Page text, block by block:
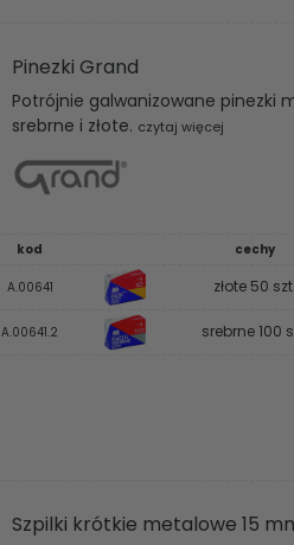
Pinezki Grand
Potrójnie galwanizowane pinezki
srebrne i złote. czytaj więcej
kod cechy
A.00641 złote 50 szt.
A.00641.2 srebrne 100
Szpilki krótkie metalowe 15